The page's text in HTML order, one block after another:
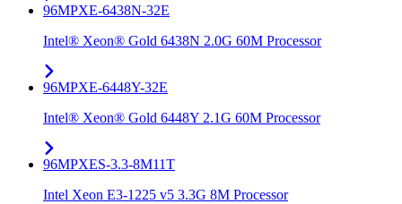
96MPXE-6438N-32E
Intel® Xeon® Gold 6438N 2.0G 60M Processor
96MPXE-6448Y-32E
Intel® Xeon® Gold 6448Y 2.1G 60M Processor
96MPXES-3.3-8M11T
Intel Xeon E3-1225 v5 3.3G 8M Processor